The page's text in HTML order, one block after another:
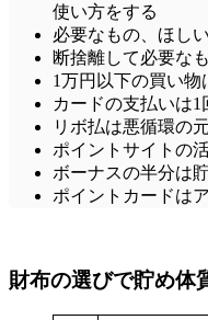
使い方をする
必要なもの、ほし
断捨離して必要な
1万円以下の買い物
カードの支払いは1
リボ払は悪循環の元
ポイントサイトの
ボーナスの半分は
ポイントカードは
財布の選びで貯め体